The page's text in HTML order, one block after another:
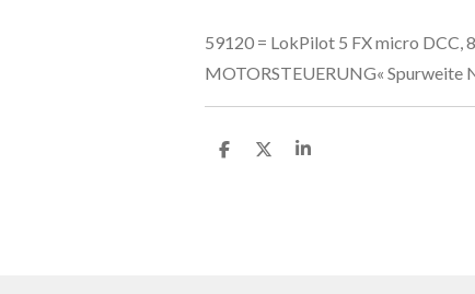
59120 = LokPilot 5 FX micro DCC,
MOTORSTEUERUNG« Spurweite
T
T
T